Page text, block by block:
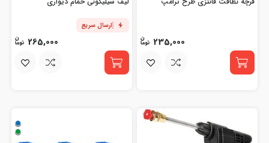
235,000
ارسال سریع
265,000